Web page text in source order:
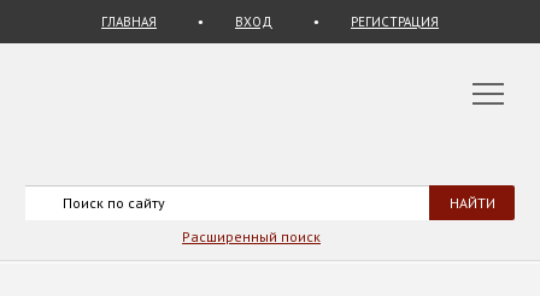
ГЛАВНАЯ ВХОД РЕГИСТРАЦИЯ
Расширенный поиск